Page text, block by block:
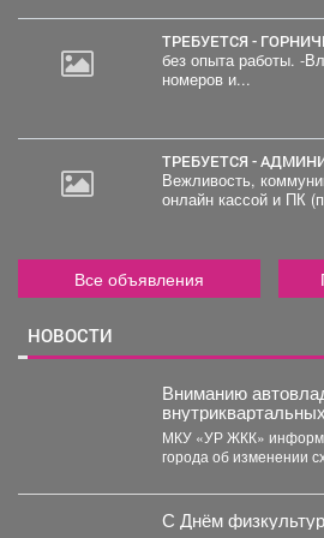
ТРЕБУЕТСЯ -
без опыта работы. -
номеров и...
ТРЕБУЕТСЯ -
Вежливость,
онлайн кассой и ПК
Все объявления
НОВОСТИ
Вниманию
Междуреченского
округа вводятся
МКУ «УР ЖКК»
города об изменении
С Днём